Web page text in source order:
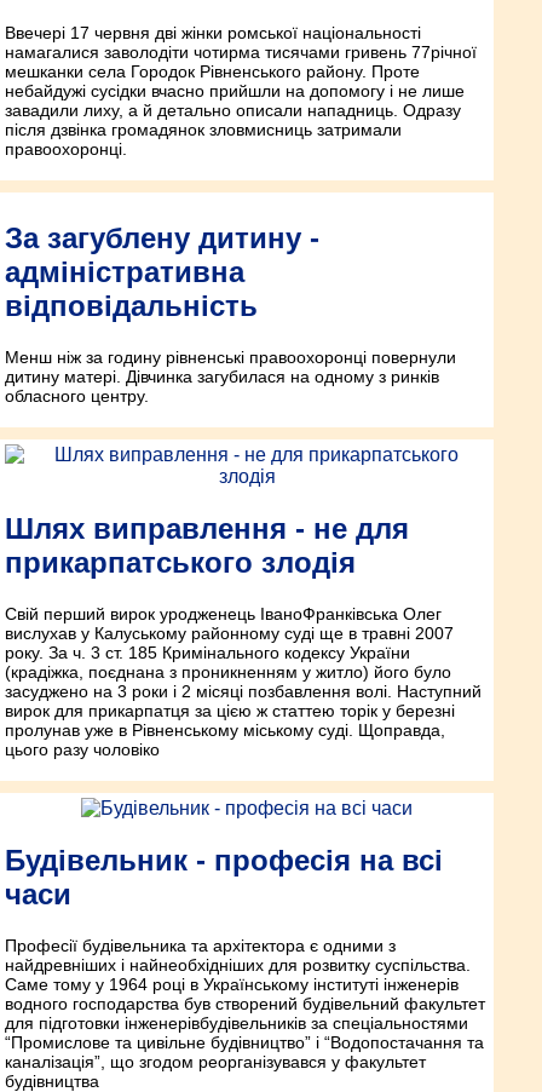
Ввечері 17 червня дві жінки ромської національності
намагалися заволодіти чотирма тисячами гривень 77­річної
мешканки села Городок Рівненського району. Проте
небайдужі сусідки вчасно прийшли на допомогу і не лише
завадили лиху, а й детально описали нападниць. Одразу
після дзвінка громадянок зловмисниць затримали
правоохоронці.
За загублену дитину -
адміністративна
відповідальність
Менш ніж за годину рівненські правоохоронці повернули
дитину матері. Дівчинка загубилася на одному з ринків
обласного центру.
Шлях виправлення - не для
прикарпатського злодія
Свій перший вирок уродженець Івано­Франківська Олег
вислухав у Калуському районному суді ще в травні 2007
року. За ч. 3 ст. 185 Кримінального кодексу України
(крадіжка, поєднана з проникненням у житло) його було
засуджено на 3 роки і 2 місяці позбавлення волі. Нас­тупний
вирок для прикарпатця за цією ж статтею торік у березні
пролунав уже в Рівненському міському суді. Щоправда,
цього разу чоловіко
Будівельник - професія на всі
часи
Професії будівельника та архітектора є одними з
найдревніших і найнеобхідніших для розвитку суспільства.
Саме тому у 1964 році в Українському інституті інженерів
водного господарства був створений будівельний факультет
для підготовки інженерів­будівельників за спеціальностями
“Промислове та цивільне будівництво” і “Водопостачання та
каналізація”, що згодом реорганізувався у факультет
будівництва